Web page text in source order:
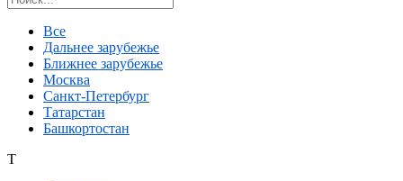
Все
Дальнее зарубежье
Ближнее зарубежье
Москва
Санкт-Петербург
Татарстан
Башкортостан
Т